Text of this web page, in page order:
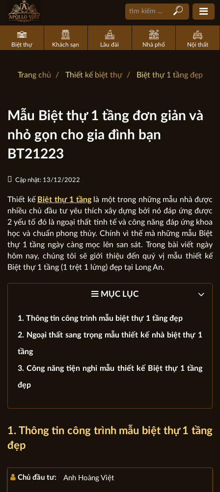
Biệt thự Khách sạn Lâu đài Nhà phố Nội thất
Trang chủ Thiết kế biệt thự Biệt thự 1 tầng đẹp
Mẫu Biệt thự 1 tầng đơn giản và
nhỏ gọn cho gia đình bạn
BT21223
Cập nhật: 13/12/2022
Thiết kế Biệt thự 1 tầnglà một trong những mẫu nhà được
nhiều chủ đầu tư yêu thích xây dựng bởi nó đáp ứng được
2 yếu tố đó là ngoại thất tinh tế và công năng đáp ứng khoa
học và chuẩn phong thủy. Chính vì thế mà những mẫu Biệt
thự 1 tầng ngày càng mọc lên san sát. Trong bài viết ngày
hôm nay, chúng tôi sẽ giới thiệu đến quý vị mẫu thiết kế
Biệt thự 1 tầng (1 trệt 1 lửng) đẹp tại Long An.
MỤC LỤC
1. Thông tin công trình mẫu biệt thự 1 tầng đẹp
2. Ngoại thất sang trọng mẫu thiết kế nhà biệt thự 1
tầng
3. Công năng tiện nghi mẫu thiết kế Biệt thự 1 tầng
đẹp
1. Thông tin công trình mẫu biệt thự 1 tầng
đẹp
Chủ đầu tư: Anh Hoàng Việt